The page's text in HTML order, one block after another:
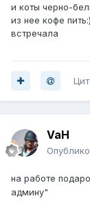
и коты черно-
из нее кофе
встречала
VaH
на работе
админу"